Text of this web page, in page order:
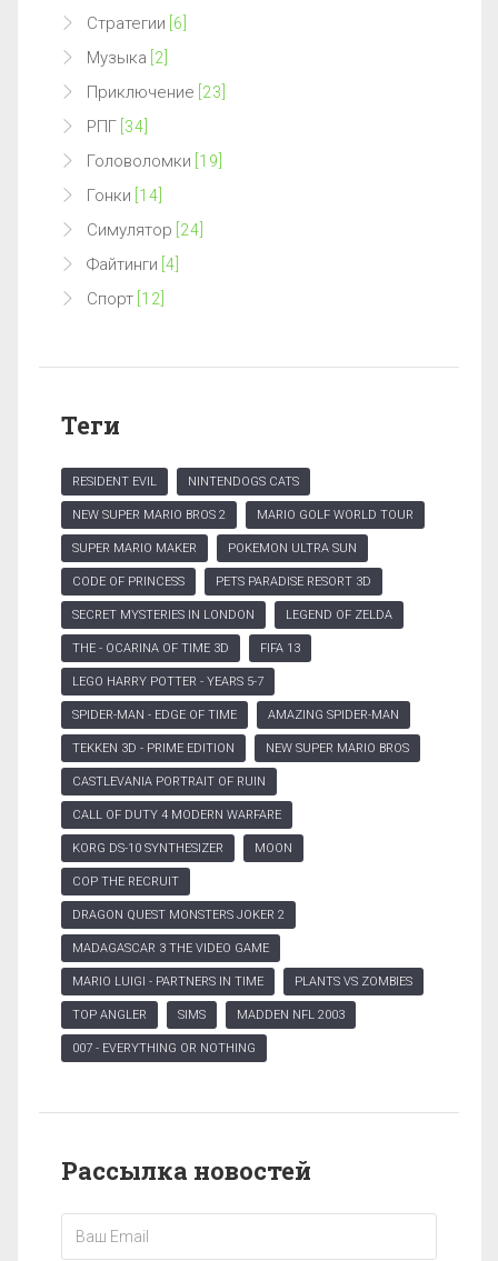
Стратегии [6]
Музыка [2]
Приключение [23]
РПГ [34]
Головоломки [19]
Гонки [14]
Симулятор [24]
Файтинги [4]
Спорт [12]
Теги
RESIDENT EVIL NINTENDOGS CATS
NEW SUPER MARIO BROS 2 MARIO GOLF WORLD TOUR
SUPER MARIO MAKER POKEMON ULTRA SUN
CODE OF PRINCESS PETS PARADISE RESORT 3D
SECRET MYSTERIES IN LONDON LEGEND OF ZELDA
THE - OCARINA OF TIME 3D FIFA 13
LEGO HARRY POTTER - YEARS 5-7
SPIDER-MAN - EDGE OF TIME AMAZING SPIDER-MAN
TEKKEN 3D - PRIME EDITION NEW SUPER MARIO BROS
CASTLEVANIA PORTRAIT OF RUIN
CALL OF DUTY 4 MODERN WARFARE
KORG DS-10 SYNTHESIZER MOON
COP THE RECRUIT
DRAGON QUEST MONSTERS JOKER 2
MADAGASCAR 3 THE VIDEO GAME
MARIO LUIGI - PARTNERS IN TIME PLANTS VS ZOMBIES
TOP ANGLER SIMS MADDEN NFL 2003
007 - EVERYTHING OR NOTHING
Рассылка новостей